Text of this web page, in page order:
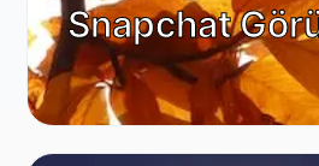
Snapchat